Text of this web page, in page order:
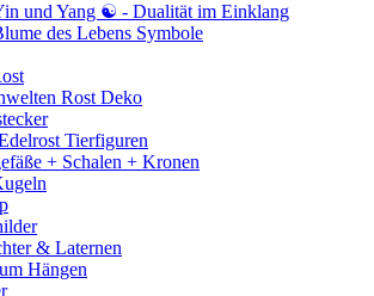
und Yang ☯ - Dualität im Einklang
des Lebens Symbole
Rost Deko
Tierfiguren
+ Schalen + Kronen
& Laternen
Hängen